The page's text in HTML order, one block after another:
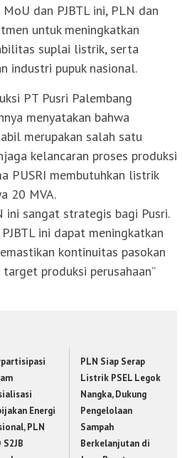
dan PJBTL ini, PLN dan
untuk meningkatkan
suplai listrik, serta
industri pupuk nasional.
PT Pusri Palembang
menyatakan bahwa
merupakan salah satu
kelancaran proses produksi
PUSRI membutuhkan listrik
20 MVA.
ini sangat strategis bagi Pusri.
ini dapat meningkatkan
kontinuitas pasokan
produksi perusahaan”
Energi
PLN
S2JB
PLN Siap Serap
Listrik PSEL Legok
Nangka, Dukung
Pengelolaan
Sampah
Berkelanjutan di